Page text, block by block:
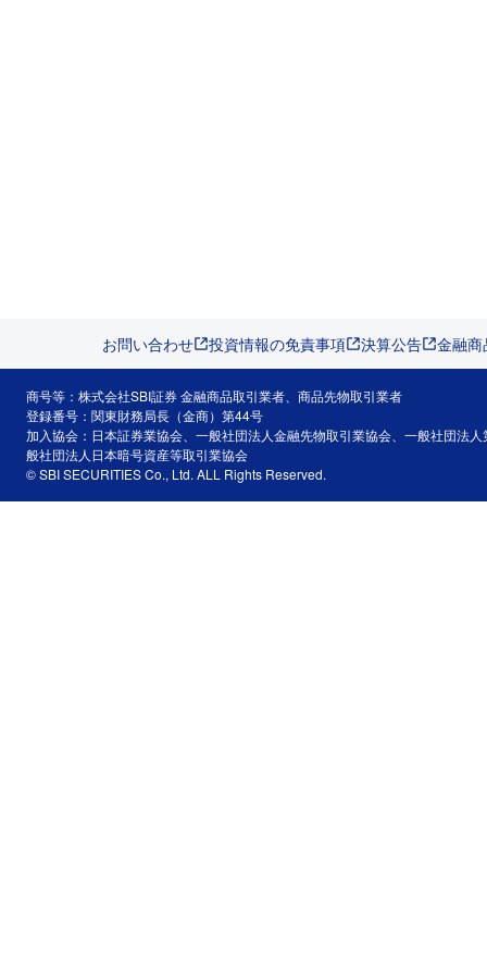
お問い合わせ 投資情報の免責事項 決算公告 金融
商号等：株式会社SBI証券 金融商品取引業者、商品先物取引業者
登録番号：関東財務局長（金商）第44号
加入協会：日本証券業協会、一般社団法人金融先物取引業協会、一般社団法
般社団法人日本暗号資産等取引業協会
© SBI SECURITIES Co., Ltd. ALL Rights Reserved.